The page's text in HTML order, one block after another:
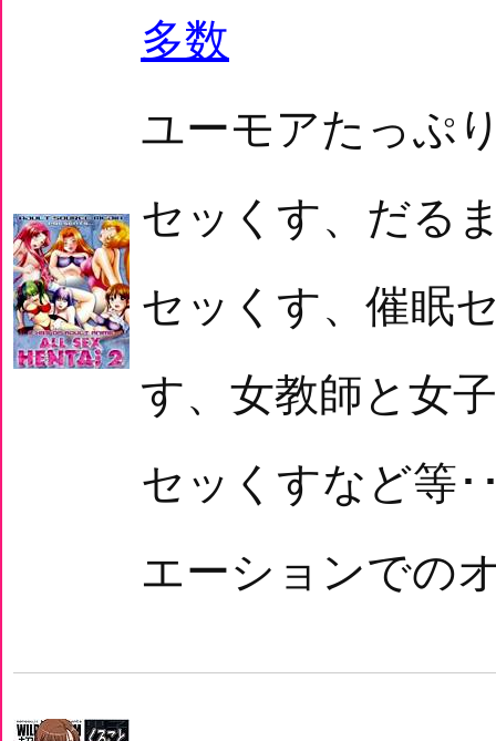
多数
ユーモアたっぷ
セッくす、だる
セッくす、催眠
す、女教師と女
セッくすなど等･
エーションでの